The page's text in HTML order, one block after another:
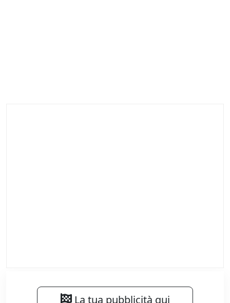
La tua pubblicità qui